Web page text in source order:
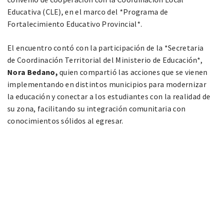
Educativa (CLE), en el marco del *Programa de
Fortalecimiento Educativo Provincial*.
El encuentro contó con la participación de la *Secretaria
de Coordinación Territorial del Ministerio de Educación*,
Nora Bedano, quien compartió las acciones que se vienen
implementando en distintos municipios para modernizar
la educación y conectar a los estudiantes con la realidad de
su zona, facilitando su integración comunitaria con
conocimientos sólidos al egresar.